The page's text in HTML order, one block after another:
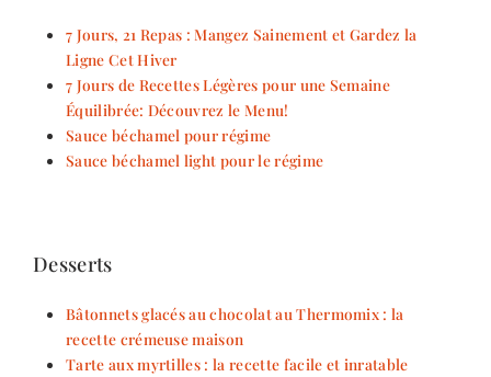
7 Jours, 21 Repas : Mangez Sainement et Gardez la
Ligne Cet Hiver
7 Jours de Recettes Légères pour une Semaine
Équilibrée: Découvrez le Menu!
Sauce béchamel pour régime
Sauce béchamel light pour le régime
Desserts
Bâtonnets glacés au chocolat au Thermomix : la
recette crémeuse maison
Tarte aux myrtilles : la recette facile et inratable